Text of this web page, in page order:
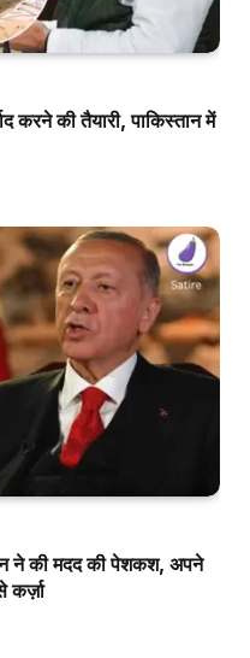
करने की तैयारी, पाकिस्तान में
ने की मदद की पेशकश, अपने
कर्ज़ा